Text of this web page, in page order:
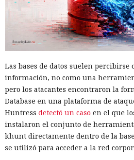
servidor, renunciar a la conversión
favor de los streams nativos de
renderizado permite procesar un
sin cambiar el código de las
Entre otras novedades figuran la
para reducir el número de
mejor caché de archivos estáticos,
depuración Instant Navigations, que
componentes lentos, documentación
versiones para agentes de IA, límites
errores y compatibilidad con
«glob».
Las bases de datos suelen percibirse
información, no como una
pero los atacantes encontraron la
Database en una plataforma de
Huntress detectó un caso en el que
instalaron el conjunto de
khunt directamente dentro de la
se utilizó para acceder a la red